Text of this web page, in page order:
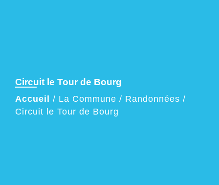
Circuit le Tour de Bourg
Accueil / La Commune / Randonnées /
Circuit le Tour de Bourg